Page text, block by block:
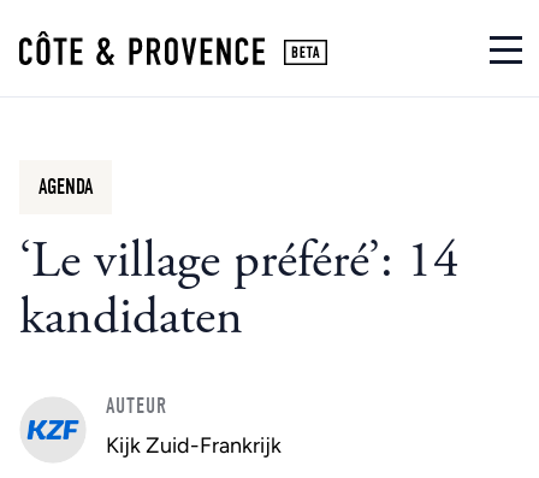
‘Le village préféré’: 14
kandidaten
AGENDA
AUTEUR
Kijk Zuid-Frankrijk